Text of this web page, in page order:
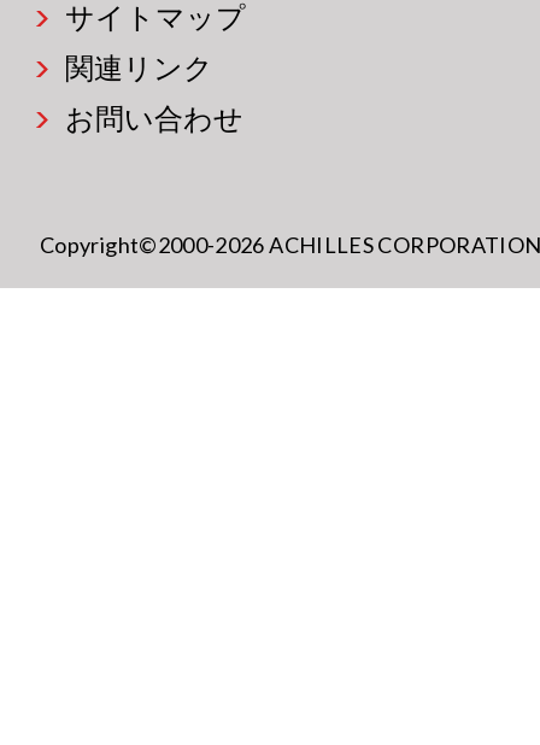
サイトマップ
関連リンク
お問い合わせ
Copyright©2000-2026 ACHILLES